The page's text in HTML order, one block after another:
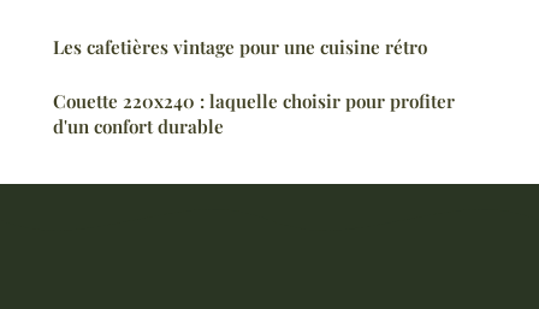
Les cafetières vintage pour une cuisine rétro
Couette 220x240 : laquelle choisir pour profiter
d'un confort durable